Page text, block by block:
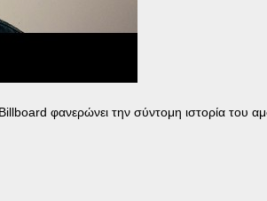
φανερώνει την σύντομη ιστορία του